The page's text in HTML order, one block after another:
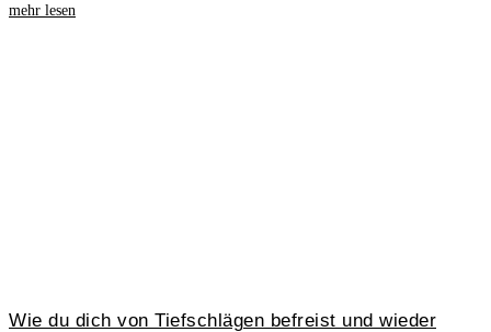
mehr lesen
Wie du dich von Tiefschlägen befreist und wieder